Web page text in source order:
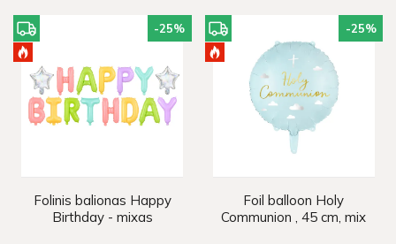
-25%
Folinis balionas Happy
Birthday - mixas
-25%
Foil balloon Holy
Communion , 45 cm, mix